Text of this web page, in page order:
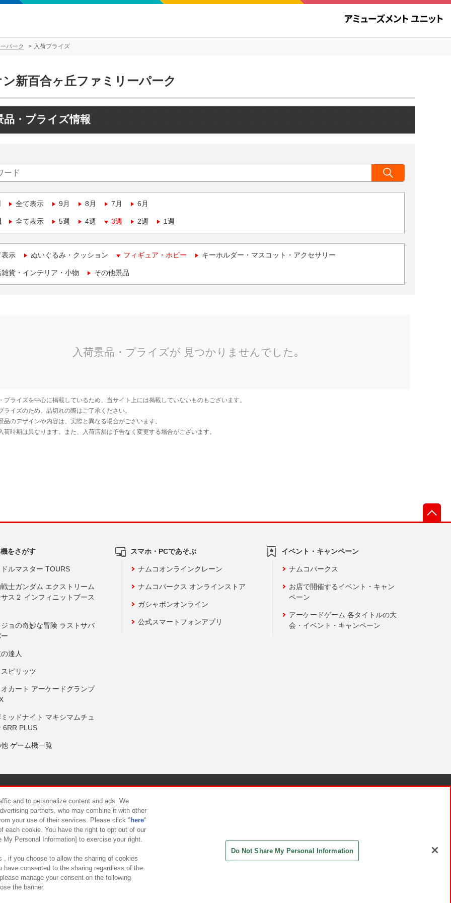
パーク 入荷プライズ
新百合ヶ丘ファミリーパーク
品・プライズ情報
全て表示 9月 8月 7月 6月
全て表示 5週 4週 3週 2週 1週
表示 ぬいぐるみ・クッション フィギュア・ホビー キーホルダー・マスコット・アクセサリー
貨・インテリア・小物 その他景品
をさがす
ルマスター TOURS
士ガンダム エクストリーム
ス２ インフィニットブース
ョの奇妙な冒険 ラストサバ
達人
ピリッツ
カート アーケードグランプ
ッドナイト マキシマムチュ
6RR PLUS
ゲーム機一覧
スマホ・PCであそぶ
ナムコオンラインクレーン
ナムコパークス オンラインストア
ガシャポンオンライン
公式スマートフォンアプリ
イベント・キャンペーン
ナムコパークス
お店で開催するイベント・キャン
ペーン
アーケードゲーム 各タイトルの大
会・イベント・キャンペーン
について カスタマーハラスメント対応方針
and to personalize content and ads. We
partners, who may combine it with other
your use of their services. Please click " here"
each cookie. You have the right to opt out of our
Personal Information] to exercise your right.
, if you choose to allow the sharing of cookies
have consented to the sharing regardless of the
manage your consent on the following
the banner.
Do Not Share My Personal Information